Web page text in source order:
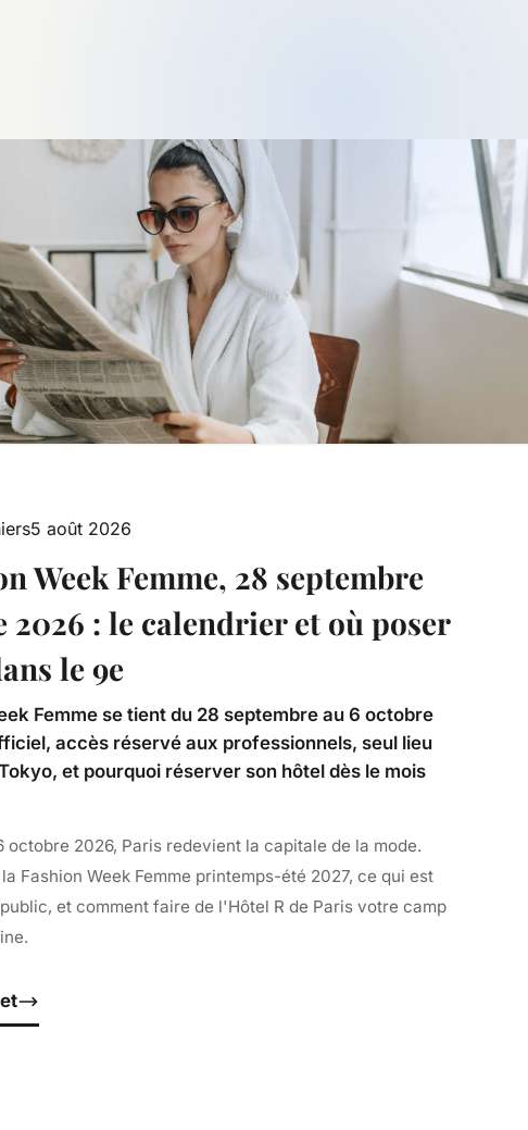
5 août 2026
Week Femme, 28 septembre
2026 : le calendrier et où poser
le 9e
Femme se tient du 28 septembre au 6 octobre
accès réservé aux professionnels, seul lieu
et pourquoi réserver son hôtel dès le mois
octobre 2026, Paris redevient la capitale de la mode.
Fashion Week Femme printemps-été 2027, ce qui est
et comment faire de l'Hôtel R de Paris votre camp